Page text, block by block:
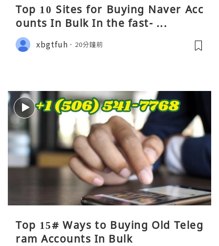
Top 10 Sites for Buying Naver Acc
ounts In Bulk In the fast- ...
xbgtfuh 20分鐘前
Top 15# Ways to Buying Old Teleg
ram Accounts In Bulk